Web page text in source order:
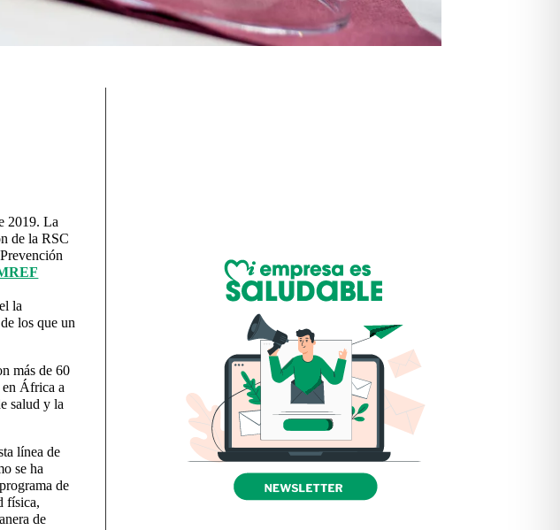
2019. La
de la RSC
la
los que un
más de 60
en África a
salud y la
línea de
se ha
de
física,
de